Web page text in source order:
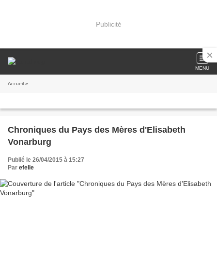
Publicité
MENU
Accueil »
Chroniques du Pays des Mères d'Elisabeth
Vonarburg
Publié le 26/04/2015 à 15:27
Par efelle